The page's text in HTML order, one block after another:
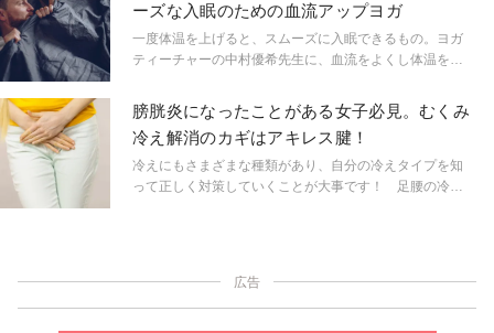
ーズな入眠のための血流アップヨガ
一度体温を上げると、スムーズに入眠できるもの。ヨガ
ティーチャーの中村優希先生に、血流をよくし体温を上
人はぜひベッドでトライしてみて。
膀胱炎になったことがある女子必見。むくみ
冷え解消のカギはアキレス腱！
冷えにもさまざまな種類があり、自分の冷えタイプを知
って正しく対策していくことが大事です！ 足腰の冷え
広告